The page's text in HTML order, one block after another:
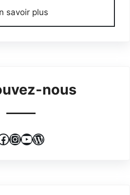
savoir plus
nous
Instagram
YouTube
WordPress